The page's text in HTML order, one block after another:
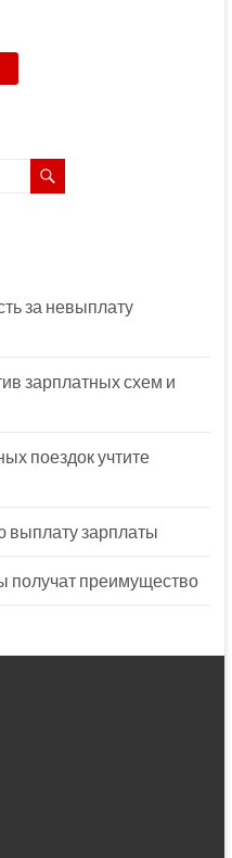
за невыплату
зарплатных схем и
поездок учтите
выплату зарплаты
получат преимущество